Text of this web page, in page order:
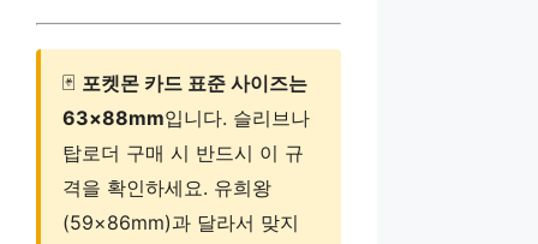
🃏 포켓몬 카드 표준 사이즈는
63×88mm입니다. 슬리브나
탑로더 구매 시 반드시 이 규
격을 확인하세요. 유희왕
(59×86mm)과 달라서 맞지